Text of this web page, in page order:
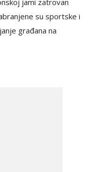
jami zatrovan
su sportske i
građana na